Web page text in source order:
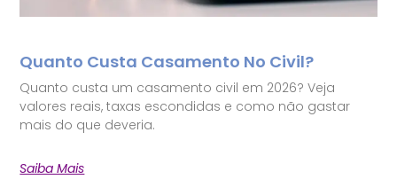
Quanto Custa Casamento No Civil?
Quanto custa um casamento civil em 2026? Veja
valores reais, taxas escondidas e como não gastar
mais do que deveria.
Saiba Mais